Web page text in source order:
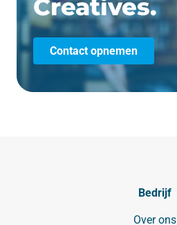
Creatives.
Contact opnemen
Bedrijf
Over ons